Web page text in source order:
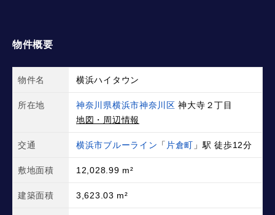
物件概要
物件名 横浜ハイタウン
所在地 神奈川県横浜市神奈川区 神大寺２丁目
地図・周辺情報
交通 横浜市ブルーライン 「 片倉町 」駅 徒歩12分
敷地面積 12,028.99 m²
建築面積 3,623.03 m²